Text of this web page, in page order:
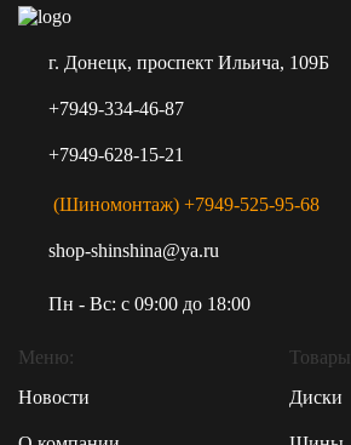
г. Донецк, проспект Ильича, 109Б
+7949-334-46-87
+7949-628-15-21
(Шиномонтаж) +7949-525-95-68
shop-shinshina@ya.ru
Пн - Вс: c 09:00 до 18:00
Меню:
Новости
Товары
Диски